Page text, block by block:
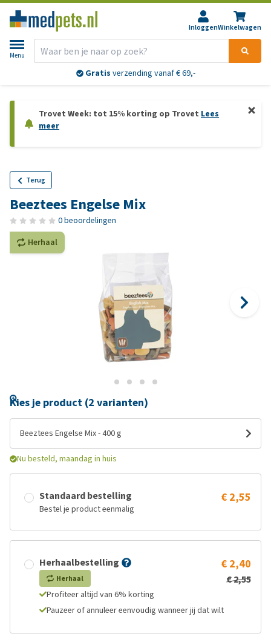
InloggenWinkelwagen
Menu
Gratis verzending vanaf € 69,-
Trovet Week: tot 15% korting op Trovet Lees
meer
Terug
Beeztees Engelse Mix
0 beoordelingen
Herhaal
Kies je product (2 varianten)
Beeztees Engelse Mix - 400 g
Nu besteld, maandag in huis
Standaard bestelling
Bestel je product eenmalig
€ 2,55
Herhaalbestelling
Herhaal
€ 2,40
€ 2,55
Profiteer altijd van 6% korting
Pauzeer of annuleer eenvoudig wanneer jij dat wilt